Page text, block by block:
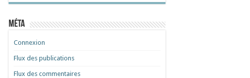
Méta
Connexion
Flux des publications
Flux des commentaires